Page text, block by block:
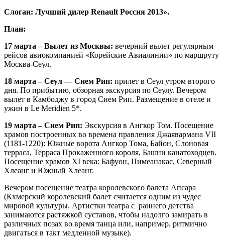
Слоган: Лучший дилер Renault Россия 2013».
План:
17 марта – Вылет из Москвы: вечерний вылет регулярным
рейсов авиокомпанией «Корейские Авиалинии» по маршруту
Москва-Сеул.
18 марта – Сеул—Сием Рип: прилет в Сеул утром второго
дня. По прибытию, обзорная экскурсия по Сеулу. Вечером
вылет в Камбоджу в город Сием Рип. Размещение в отеле и
ужин в Le Meridien 5*.
19 марта – Сием Рип: Экскурсия в Ангкор Том. Посещение
храмов построенных во времена правления Джаявармана VII
(1181-1220): Южные ворота Ангкор Тома, Байон, Слоновая
терраса, Терраса Прокаженного короля, Башни канатоходцев.
Посещение храмов XI века: Бафуон, Пимеанакас, Северный
Хлеанг и Южный Хлеанг.
Вечером посещение театра королевского балета Апсара
(Кхмерский королевский балет считается одним из чудес
мировой культуры. Артистки театра с раннего детства
занимаются растяжкой суставов, чтобы надолго замирать в
различных позах во время танца или, например, ритмично
двигаться в такт медленной музыке).